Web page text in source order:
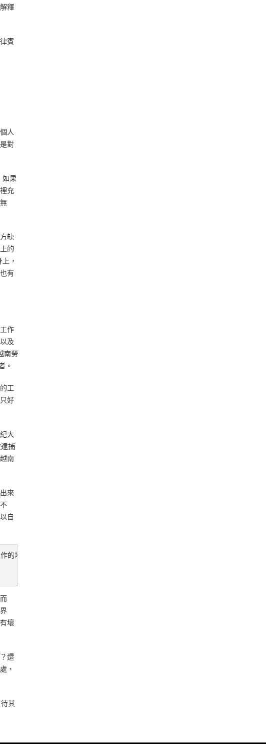
釋
賓
人
對
如果
充
缺
的
，
有
作
及
南勞
。
工
好
大
捕
南
來
自
的地方回國時會被罰80.000.000 －100.000.000越盾（新台幣117000 –
壞
還
，
其